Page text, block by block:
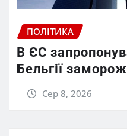
ПОЛІТИКА
В ЄС
Бельгії
Сер 8, 2026